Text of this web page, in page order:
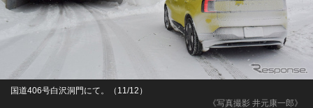
《写真撮影 井元康一郎》
国道406号白沢洞門にて。（11/12）